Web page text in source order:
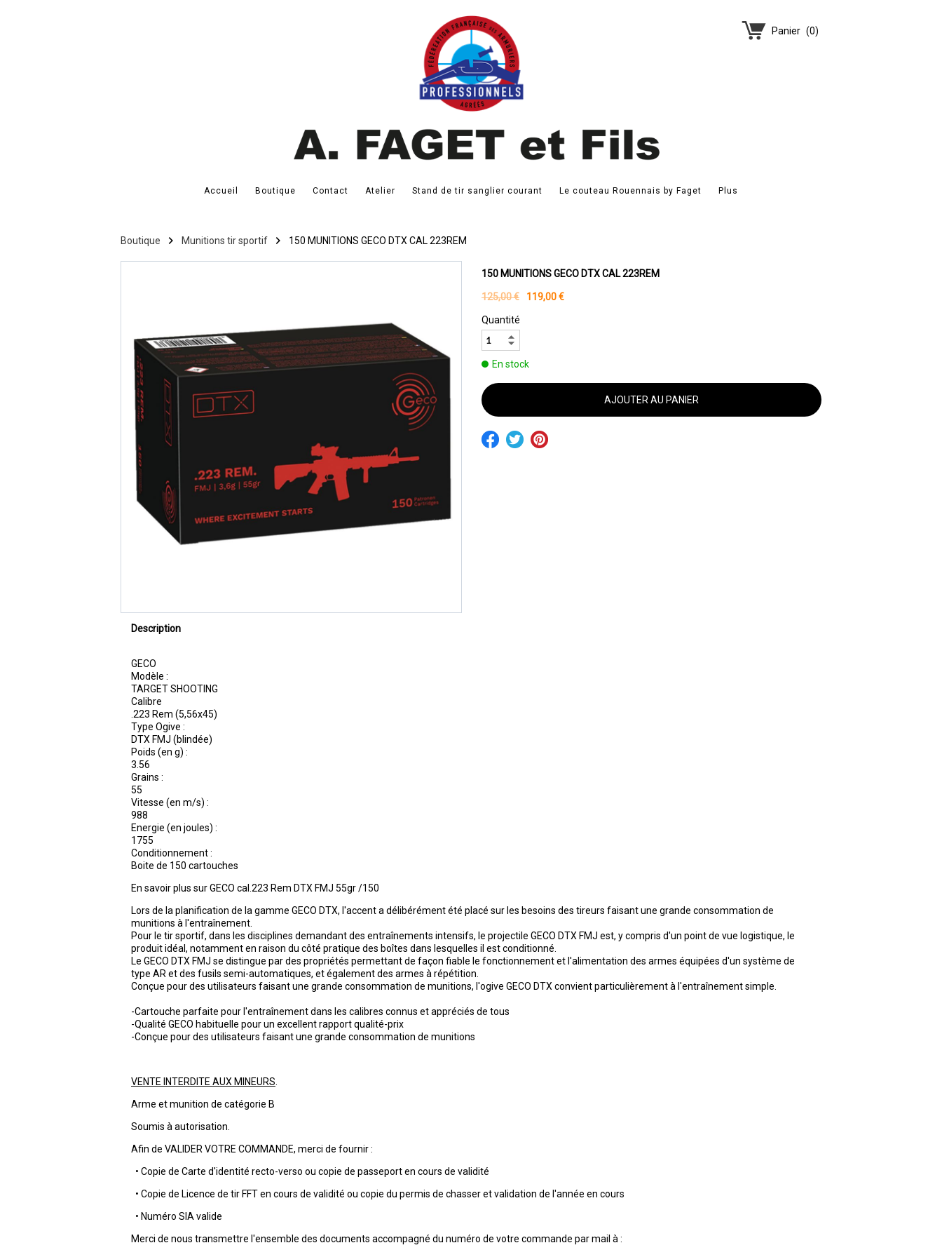
Panier (0)
Accueil Boutique Contact Atelier Stand de tir sanglier courant Le couteau Rouennais by Faget Plus
Boutique Munitions tir sportif 150 MUNITIONS GECO DTX CAL 223REM
150 MUNITIONS GECO DTX CAL 223REM
125,00 € 119,00 €
Quantité
En stock
Description
GECO
Modèle :
TARGET SHOOTING
Calibre
.223 Rem (5,56x45)
Type Ogive :
DTX FMJ (blindée)
Poids (en g) :
3.56
Grains :
55
Vitesse (en m/s) :
988
Energie (en joules) :
1755
Conditionnement :
Boite de 150 cartouches
En savoir plus sur GECO cal.223 Rem DTX FMJ 55gr /150
Lors de la planification de la gamme GECO DTX, l'accent a délibérément été placé sur les besoins des tireurs faisant une grande consommation de
munitions à l'entraînement.
Pour le tir sportif, dans les disciplines demandant des entraînements intensifs, le projectile GECO DTX FMJ est, y compris d'un point de vue logistique, le
produit idéal, notamment en raison du côté pratique des boîtes dans lesquelles il est conditionné.
Le GECO DTX FMJ se distingue par des propriétés permettant de façon fiable le fonctionnement et l'alimentation des armes équipées d'un système de
type AR et des fusils semi-automatiques, et également des armes à répétition.
Conçue pour des utilisateurs faisant une grande consommation de munitions, l'ogive GECO DTX convient particulièrement à l'entraînement simple.
-Cartouche parfaite pour l'entraînement dans les calibres connus et appréciés de tous
-Qualité GECO habituelle pour un excellent rapport qualité-prix
-Conçue pour des utilisateurs faisant une grande consommation de munitions
VENTE INTERDITE AUX MINEURS
Arme et munition de catégorie B
Soumis à autorisation.
Afin de VALIDER VOTRE COMMANDE, merci de fournir :
• Copie de Carte d'identité recto-verso ou copie de passeport en cours de validité
• Copie de Licence de tir FFT en cours de validité ou copie du permis de chasser et validation de l'année en cours
• Numéro SIA valide
Merci de nous transmettre l'ensemble des documents accompagné du numéro de votre commande par mail à :